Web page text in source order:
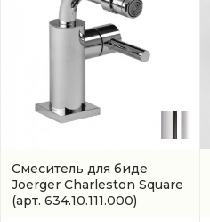
Смеситель для биде
Joerger Charleston Square
(арт. 634.10.111.000)